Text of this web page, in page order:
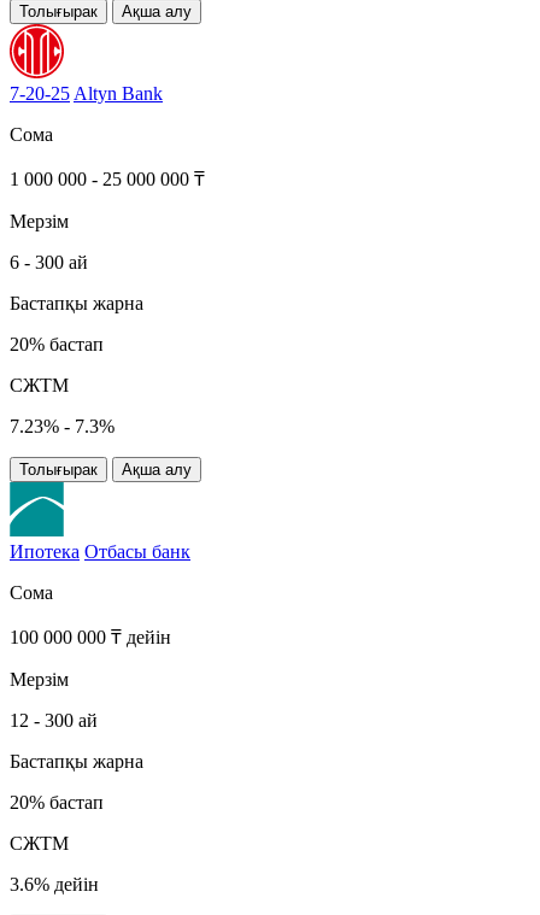
Толығырак Ақша алу
7-20-25 Altyn Bank
Сома
1 000 000 - 25 000 000 ₸
Мерзім
6 - 300 ай
Бастапқы жарна
20% бастап
СЖТМ
7.23% - 7.3%
Толығырак Ақша алу
Ипотека Отбасы банк
Сома
100 000 000 ₸ дейін
Мерзім
12 - 300 ай
Бастапқы жарна
20% бастап
СЖТМ
3.6% дейін